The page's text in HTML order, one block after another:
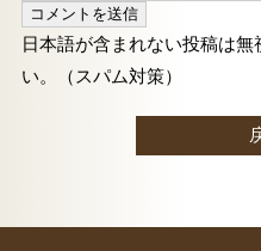
日本語が含まれない投稿は
い。（スパム対策）